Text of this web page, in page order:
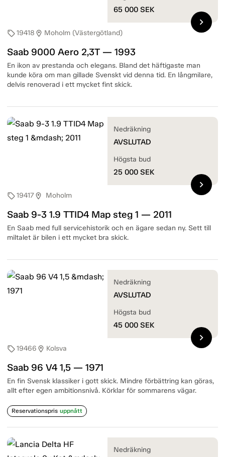
sell19418 location_on Moholm (Västergötland)
Saab 9000 Aero 2,3T — 1993
En ikon av prestanda och elegans. Bland det häftigaste man
kunde köra om man gillade Svenskt vid denna tid. En långmilare,
delvis renoverad i ett mycket fint skick.
65 000 SEK
chevron_right
sell19417location_on Moholm
Saab 9-3 1.9 TTID4 Map steg 1 — 2011
En Saab med full servicehistorik och en ägare sedan ny. Sett till
miltalet är bilen i ett mycket bra skick.
Nedräkning
AVSLUTAD
Högsta bud
25 000 SEK
chevron_right
sell19466 location_on Kolsva
Saab 96 V4 1,5 — 1971
En fin Svensk klassiker i gott skick. Mindre förbättring kan göras,
allt efter egen ambitionsnivå. Körklar för sommarens vägar.
Reservationspris uppnått
Nedräkning
AVSLUTAD
Högsta bud
45 000 SEK
chevron_right
Nedräkning